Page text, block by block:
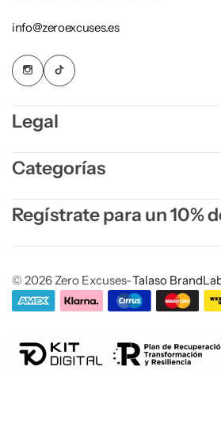
info@zeroexcuses.es
Legal
Categorías
Regístrate para un 10%
© 2026 Zero Excuses-Talaso